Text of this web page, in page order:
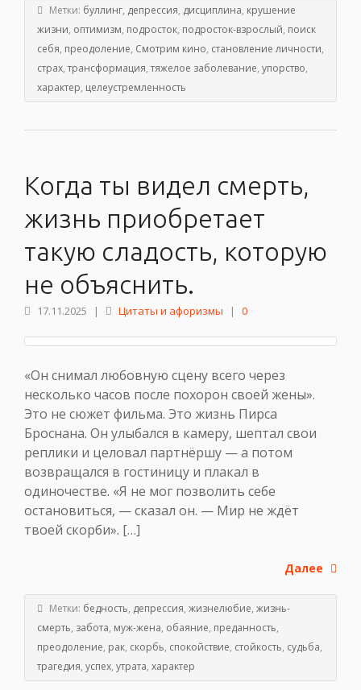
Метки: буллинг, депрессия, дисциплина, крушение
жизни, оптимизм, подросток, подросток-взрослый, поиск
себя, преодоление, Смотрим кино, становление личности,
страх,трансформация,тяжелое заболевание, упорство,
характер, целеустремленность
Когда ты видел смерть,
жизнь приобретает
такую сладость, которую
не объяснить.
17.11.2025 | Цитаты и афоризмы | 0
«Он снимал любовную сцену всего через
несколько часов после похорон своей жены».
Это не сюжет фильма. Это жизнь Пирса
Броснана. Он улыбался в камеру, шептал свои
реплики и целовал партнёршу — а потом
возвращался в гостиницу и плакал в
одиночестве. «Я не мог позволить себе
остановиться, — сказал он. — Мир не ждёт
твоей скорби». […]
Далее
Метки: бедность, депрессия, жизнелюбие, жизнь-
смерть, забота, муж-жена, обаяние, преданность,
преодоление, рак, скорбь, спокойствие, стойкость, судьба,
трагедия, успех, утрата, характер